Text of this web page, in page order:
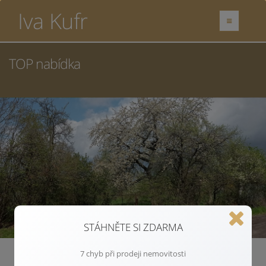
Iva Kufr
TOP nabídka
STÁHNĚTE SI ZDARMA
7 chyb při prodeji nemovitosti